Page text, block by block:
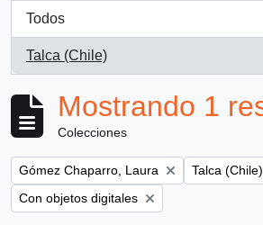
Todos
Talca (Chile)
, 1 resultados
Mostrando 1
Colecciones
Remove filter:
Gómez Chaparro, Laura Remove filter:
Talca (Chile)
Remove filter:
Con objetos digitales